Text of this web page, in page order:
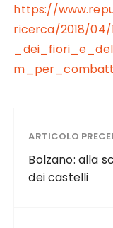
https://
ricerca/2018/
ARTICOLO
Bolzano: alla
dei castelli